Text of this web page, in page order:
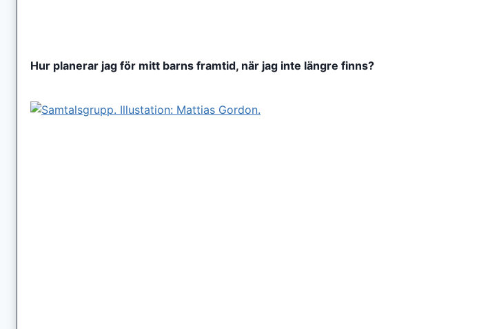
Hur planerar jag för mitt barns framtid, när jag inte längre finns?